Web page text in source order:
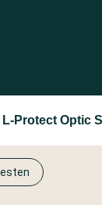
L-Protect Optic